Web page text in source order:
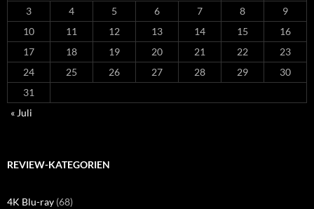
3
4 5 6 7 8
9
10
11 12 13 14 15
16
17
18 19 20 21 22
23
24
25 26 27 28 29
30
31
« Juli
REVIEW-KATEGORIEN
4K Blu-ray (68)